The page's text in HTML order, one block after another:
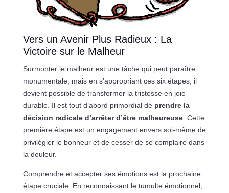
Vers un Avenir Plus Radieux : La
Victoire sur le Malheur
Surmonter le malheur est une tâche qui peut paraître
monumentale, mais en s’appropriant ces six étapes, il
devient possible de transformer la tristesse en joie
durable. Il est tout d’abord primordial de prendre la
décision radicale d’arrêter d’être malheureuse. Cette
première étape est un engagement envers soi-même de
privilégier le bonheur et de cesser de se complaire dans
la douleur.
Comprendre et accepter ses émotions est la prochaine
étape cruciale. En reconnaissant le tumulte émotionnel,